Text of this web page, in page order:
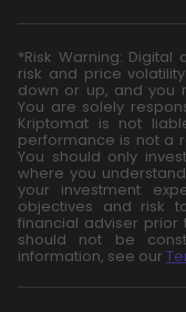
*Risk Warning:
risk and price
down or up, and you
You are solely
Kriptomat is not
performance is not a
You should only
where you
your investment
objectives and risk
financial adviser prior
should not be
information, see our